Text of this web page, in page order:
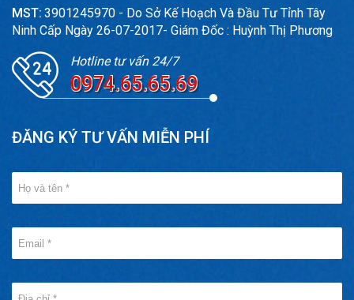
MST: 3901245970 - Do Sở Kế Hoạch Và Đầu Tư Tỉnh Tây
Ninh Cấp Ngày 26-07-2017- Giám Đốc : Huỳnh Thị Phương
Hotline tư vấn 24/7
0974.65.65.69
ĐĂNG KÝ TƯ VẤN MIỄN PHÍ